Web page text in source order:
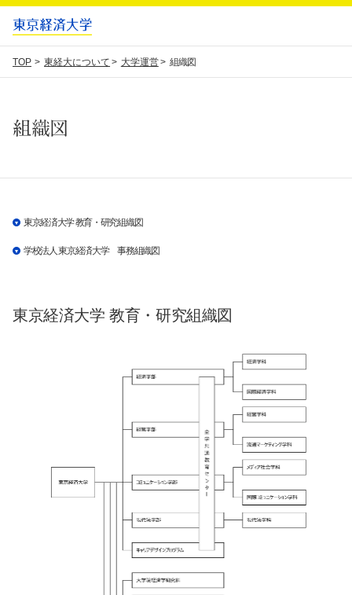
TOP 東経大について 大学運営 組織図
組織図
東京経済大学 教育・研究組織図
学校法人 東京経済大学 事務組織図
東京経済大学 教育・研究組織図